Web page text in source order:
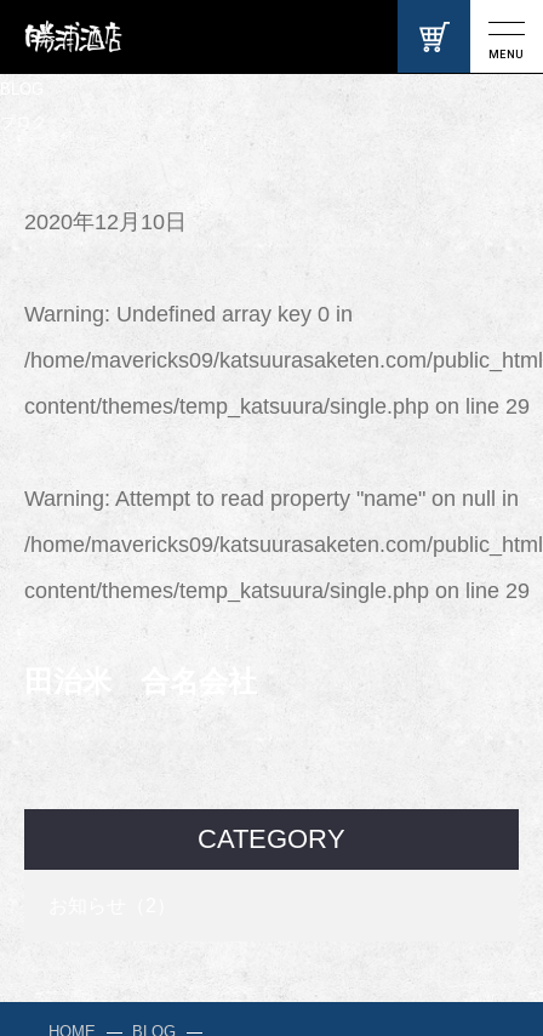
MENU
BLOG
2020年12月10日
Warning: Undefined array key 0 in
/home/mavericks09/katsuurasaketen.com/
content/themes/temp_katsuura/single.php on line 29
Warning: Attempt to read property "name" on null in
/home/mavericks09/katsuurasaketen.com/
content/themes/temp_katsuura/single.php on line 29
田治米 合名会社
CATEGORY
HOME
BLOG